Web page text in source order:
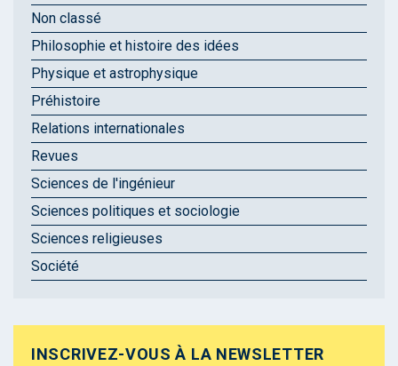
Non classé
Philosophie et histoire des idées
Physique et astrophysique
Préhistoire
Relations internationales
Revues
Sciences de l'ingénieur
Sciences politiques et sociologie
Sciences religieuses
Société
INSCRIVEZ-VOUS À LA NEWSLETTER